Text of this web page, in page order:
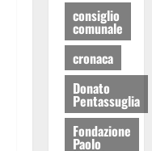
consiglio
comunale
cronaca
Donato
Pentassuglia
Fondazione
Paolo